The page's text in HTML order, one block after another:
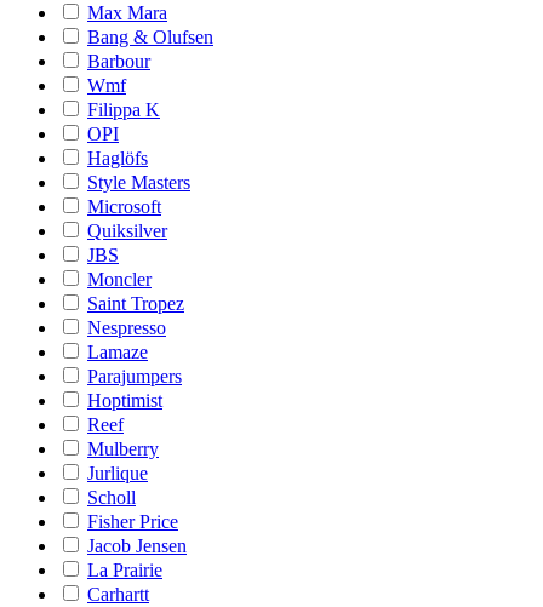
Max Mara
Bang & Olufsen
Barbour
Wmf
Filippa K
OPI
Haglöfs
Style Masters
Microsoft
Quiksilver
JBS
Moncler
Saint Tropez
Nespresso
Lamaze
Parajumpers
Hoptimist
Reef
Mulberry
Jurlique
Scholl
Fisher Price
Jacob Jensen
La Prairie
Carhartt